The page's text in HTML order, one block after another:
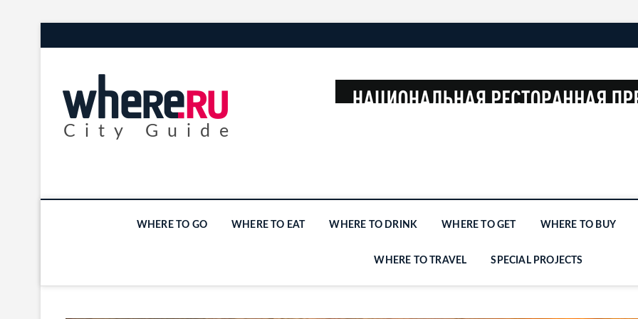
City Guide
WHERE TO GO WHERE TO EAT WHERE TO DRINK WHERE TO GET WHERE TO BUY
WHERE TO TRAVEL SPECIAL PROJECTS